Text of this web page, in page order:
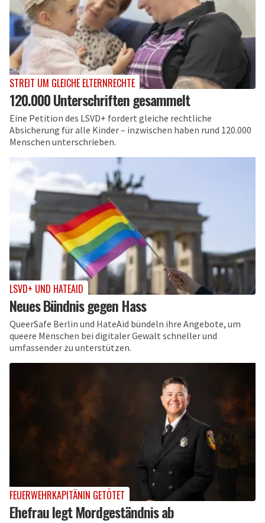
STREIT UM GLEICHE ELTERNRECHTE
120.000 Unterschriften gesammelt
Eine Petition des LSVD+ fordert gleiche rechtliche
Absicherung für alle Kinder – inzwischen haben rund 120.000
Menschen unterschrieben.
LSVD+ UND HATEAID
Neues Bündnis gegen Hass
QueerSafe Berlin und HateAid bündeln ihre Angebote, um
queere Menschen bei digitaler Gewalt schneller und
umfassender zu unterstützen.
FEUERWEHRKAPITÄNIN GETÖTET
Ehefrau legt Mordgeständnis ab